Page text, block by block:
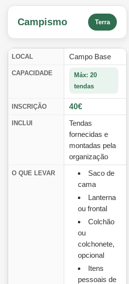
Campismo Terra
LOCAL Campo Base
CAPACIDADE
Máx: 20
tendas
INSCRIÇÃO 40€
INCLUI
Tendas
fornecidas e
montadas pela
organização
O QUE LEVAR
Saco de
cama
Lanterna
ou frontal
Colchão
ou
colchonete,
opcional
Itens
pessoais de